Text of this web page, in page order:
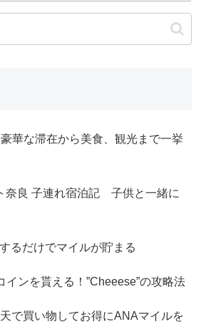
華な滞在から美食、観光まで一挙
奈良 子連れ宿泊記 子供と一緒に
るだけでマイルが貯まる
インを貰える！”Cheeese”の攻略法
で買い物してお得にANAマイルを